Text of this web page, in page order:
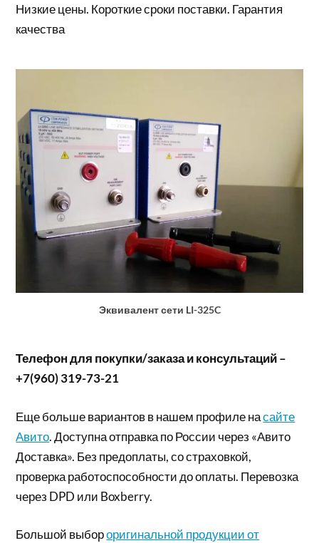
Низкие цены. Короткие сроки поставки. Гарантия
качества
Эквивалент сети LI-325C
Телефон для покупки/заказа и консультаций –
+7(960) 319-73-21
Еще больше вариантов в нашем профиле насайте
Авито. Доступна отправка по России через «Авито
Доставка». Без предоплаты, со страховкой,
проверка работоспособности до оплаты. Перевозка
через DPD или Boxberry.
Большой выбороригинальной продукции от